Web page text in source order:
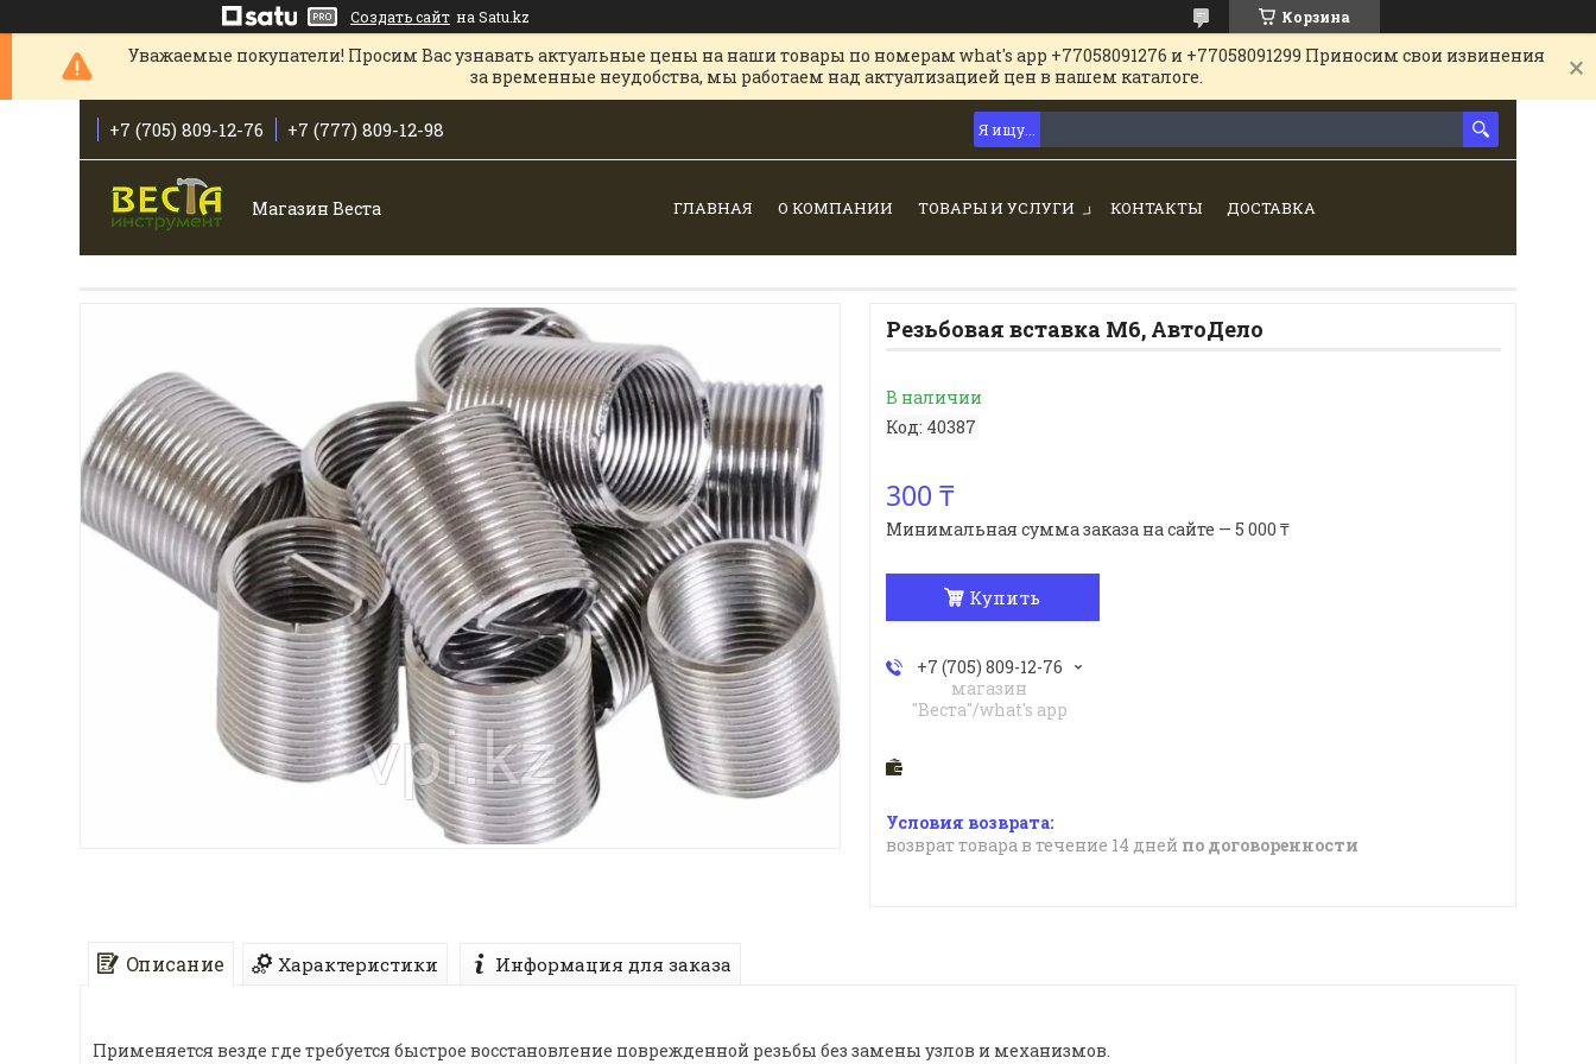
Создать сайт на Satu.kz Корзина
Уважаемые покупатели! Просим Вас узнавать актуальные цены на наши товары по номерам what's app +77058091276 и +77058091299 Приносим свои извинения
за временные неудобства, мы работаем над актуализацией цен в нашем каталоге.
+7 (705) 809-12-76 +7 (777) 809-12-98
Магазин Веста ГЛАВНАЯ О КОМПАНИИ ТОВАРЫ И УСЛУГИ КОНТАКТЫ ДОСТАВКА
Резьбовая вставка М6, АвтоДело
В наличии
Код: 40387
300 ₸
Минимальная сумма заказа на сайте — 5 000 ₸
Купить
+7 (705) 809-12-76
магазин
"Веста"/what's app
возврат товара в течение 14 дней по договоренности
Описание Характеристики Информация для заказа
Применяется везде где требуется быстрое восстановление поврежденной резьбы без замены узлов и механизмов.